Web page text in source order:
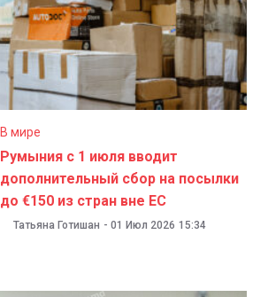
В мире
Румыния с 1 июля вводит
дополнительный сбор на посылки
до €150 из стран вне ЕС
Татьяна Готишан - 01 Июл 2026 15:34